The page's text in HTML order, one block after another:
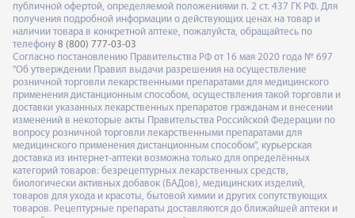
публичной офертой, определяемой положениями п. 2 ст. 437 ГК РФ. Для
получения подробной информации о действующих ценах на товар и
наличии товара в конкретной аптеке, пожалуйста, обращайтесь по
телефону 8 (800) 777-03-03
Согласно постановлению Правительства РФ от 16 мая 2020 года № 697
"Об утверждении Правил выдачи разрешения на осуществление
розничной торговли лекарственными препаратами для медицинского
применения дистанционным способом, осуществления такой торговли и
доставки указанных лекарственных препаратов гражданам и внесении
изменений в некоторые акты Правительства Российской Федерации по
вопросу розничной торговли лекарственными препаратами для
медицинского применения дистанционным способом", курьерская
доставка из интернет-аптеки возможна только для определённых
категорий товаров: безрецептурных лекарственных средств,
биологически активных добавок (БАДов), медицинских изделий,
товаров для ухода и красоты, бытовой химии и других сопутствующих
товаров. Рецептурные препараты доставляются до ближайшей аптеки и